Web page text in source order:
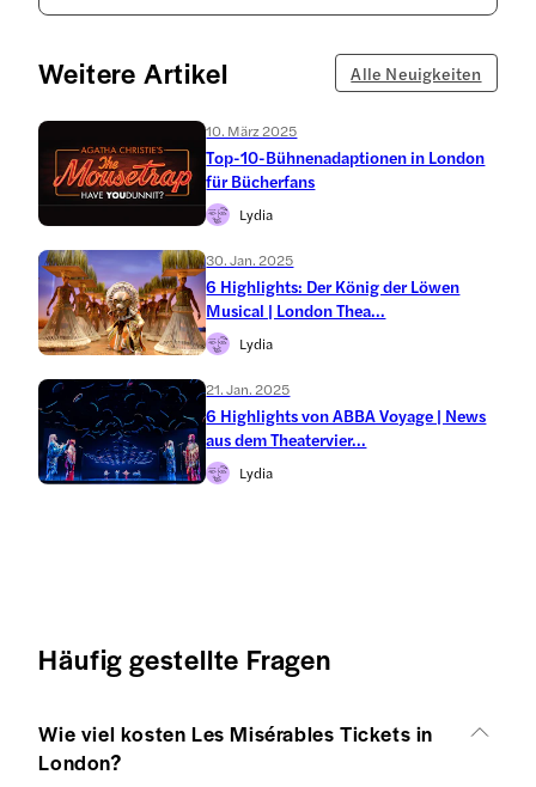
Weitere Artikel Alle Neuigkeiten
10. März 2025
Top-10-Bühnenadaptionen in London
für Bücherfans
Lydia
30. Jan. 2025
6 Highlights: Der König der Löwen
Musical | London Thea...
Lydia
21. Jan. 2025
6 Highlights von ABBA Voyage | News
aus dem Theatervier...
Lydia
Häufig gestellte Fragen
Wie viel kosten Les Misérables Tickets in
London?